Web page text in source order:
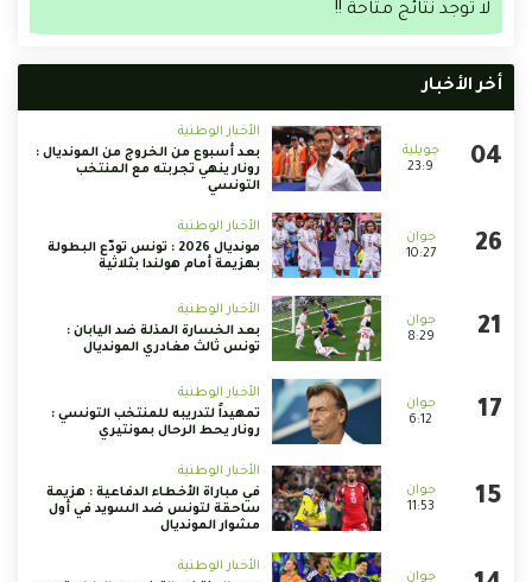
لا توجد نتائج متاحة !!
أخر الأخبار
23:9
الأخبار الوطنية
بعد أسبوع من الخروج من المونديال :
رونار ينهي تجربته مع المنتخب
التونسي
10:27
الأخبار الوطنية
مونديال 2026 : تونس تودّع البطولة
بهزيمة أمام هولندا بثلاثية
8:29
الأخبار الوطنية
بعد الخسارة المذلة ضد اليابان :
تونس ثالث مغادري المونديال
6:12
الأخبار الوطنية
تمهيداً لتدريبه للمنتخب التونسي :
رونار يحط الرحال بمونتيري
11:53
الأخبار الوطنية
في مباراة الأخطاء الدفاعية : هزيمة
ساحقة لتونس ضد السويد في أول
مشوار المونديال
الأخبار الوطنية